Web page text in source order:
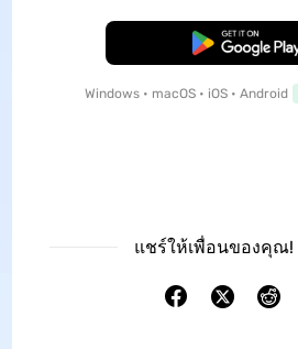
ดาวน์โหลดฟรี
Windows • macOS • iOS • Android
แชร์ให้เพื่อนของคุณ!